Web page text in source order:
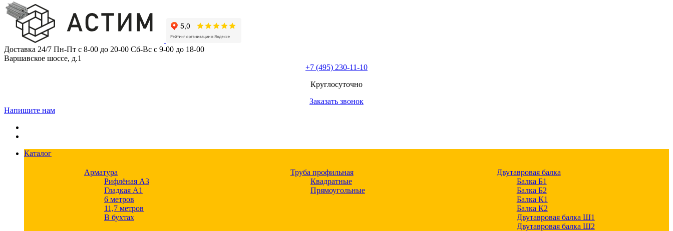
Skip
to
content
Доставка 24/7 Пн-Пт с 8-00 до 20-00 Сб-Вс с 9-00 до 18-00
Варшавское шоссе, д.1
+7 (495) 230-11-10
Круглосуточно
Заказать звонок
Напишите нам
Каталог
Арматура
Рифлёная А3
Гладкая А1
6 метров
11,7 метров
В бухтах
Труба профильная
Квадратные
Прямоугольные
Двутавровая балка
Балка Б1
Балка Б2
Балка К1
Балка К2
Двутавровая балка Ш1
Двутавровая балка Ш2